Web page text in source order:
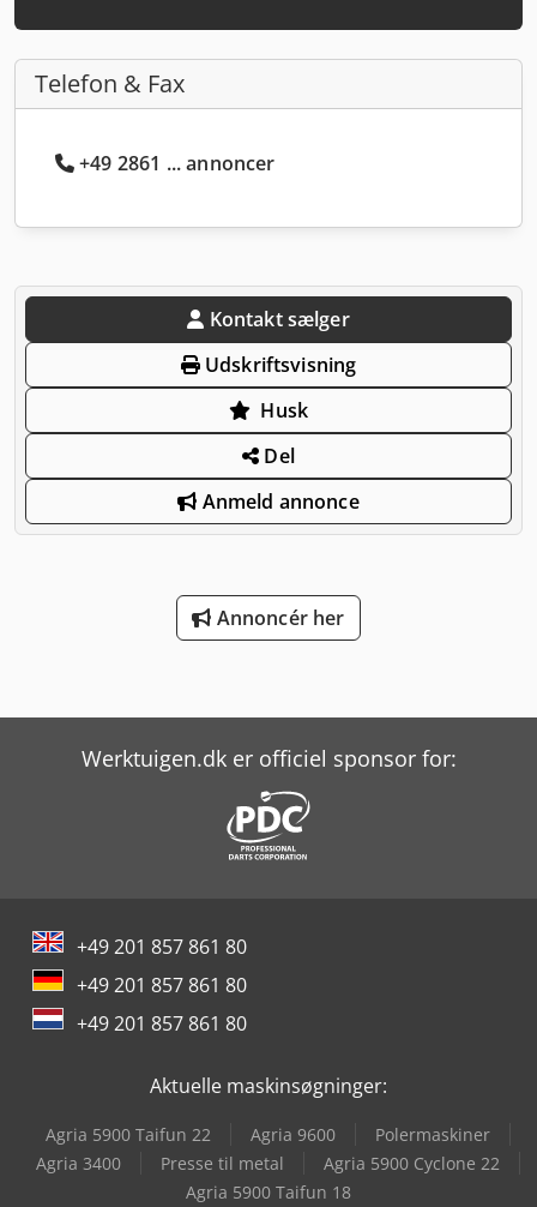
Telefon & Fax
+49 2861 ... annoncer
Kontakt sælger
Udskriftsvisning
Husk
Del
Anmeld annonce
Annoncér her
Werktuigen.dk er officiel sponsor for:
+49 201 857 861 80
+49 201 857 861 80
+49 201 857 861 80
Aktuelle maskinsøgninger:
Agria 5900 Taifun 22 Agria 9600
Polermaskiner
Agria 3400
Presse til metal
Agria 5900 Cyclone 22
Agria 5900 Taifun 18